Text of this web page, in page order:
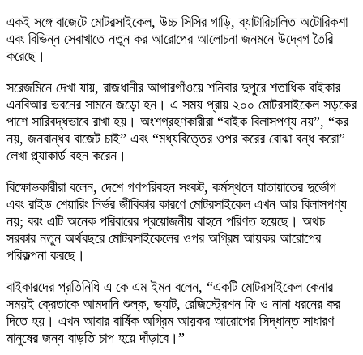
একই সঙ্গে বাজেটে মোটরসাইকেল, উচ্চ সিসির গাড়ি, ব্যাটারিচালিত অটোরিকশা
এবং বিভিন্ন সেবাখাতে নতুন কর আরোপের আলোচনা জনমনে উদ্বেগ তৈরি
করেছে।
সরেজমিনে দেখা যায়, রাজধানীর আগারগাঁওয়ে শনিবার দুপুরে শতাধিক বাইকার
এনবিআর ভবনের সামনে জড়ো হন। এ সময় প্রায় ২০০ মোটরসাইকেল সড়কের
পাশে সারিবদ্ধভাবে রাখা হয়। অংশগ্রহণকারীরা “বাইক বিলাসপণ্য নয়”, “কর
নয়, জনবান্ধব বাজেট চাই” এবং “মধ্যবিত্তের ওপর করের বোঝা বন্ধ করো”
লেখা প্ল্যাকার্ড বহন করেন।
বিক্ষোভকারীরা বলেন, দেশে গণপরিবহন সংকট, কর্মস্থলে যাতায়াতের দুর্ভোগ
এবং রাইড শেয়ারিং নির্ভর জীবিকার কারণে মোটরসাইকেল এখন আর বিলাসপণ্য
নয়; বরং এটি অনেক পরিবারের প্রয়োজনীয় বাহনে পরিণত হয়েছে। অথচ
সরকার নতুন অর্থবছরে মোটরসাইকেলের ওপর অগ্রিম আয়কর আরোপের
পরিকল্পনা করছে।
বাইকারদের প্রতিনিধি এ কে এম ইমন বলেন, “একটি মোটরসাইকেল কেনার
সময়ই ক্রেতাকে আমদানি শুল্ক, ভ্যাট, রেজিস্ট্রেশন ফি ও নানা ধরনের কর
দিতে হয়। এখন আবার বার্ষিক অগ্রিম আয়কর আরোপের সিদ্ধান্ত সাধারণ
মানুষের জন্য বাড়তি চাপ হয়ে দাঁড়াবে।”